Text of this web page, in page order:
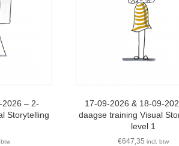
2026 – 2-
Storytelling
17-09-2026 & 18-09-
daagse training Visual
level 1
€647,35 incl. btw